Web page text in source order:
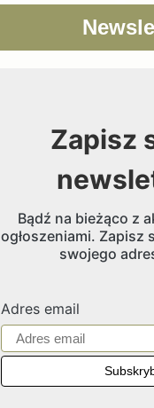
Zapisz
Bądź na bieżąco z
ogłoszeniami. Zapisz
swojego
Adres email